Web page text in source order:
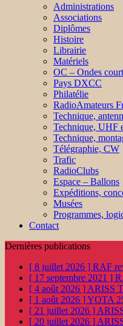
Administrations
Associations
Diplômes
Histoire
Librairie
Matériels
OC – Ondes
Pays DXCC
Philatélie
RadioAmateurs
Technique,
Technique, UHF
Technique,
Télégraphie, CW
Trafic
RadioClubs
Espace – Ballons
Expéditions,
Musées
Programmes,
Contact
Dernières publications
[ 8 juillet 2026 ] RAF
[ 17 septembre 2021 ]
[ 4 août 2026 ] ARISS
[ 1 août 2026 ]YOTA
[ 21 juillet 2026 ]
[ 20 juillet 2026 ]